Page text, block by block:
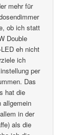
mehr für
ob ich statt
Double
eh nicht
ich
per
Das
hat die
allgemein
in der
als die